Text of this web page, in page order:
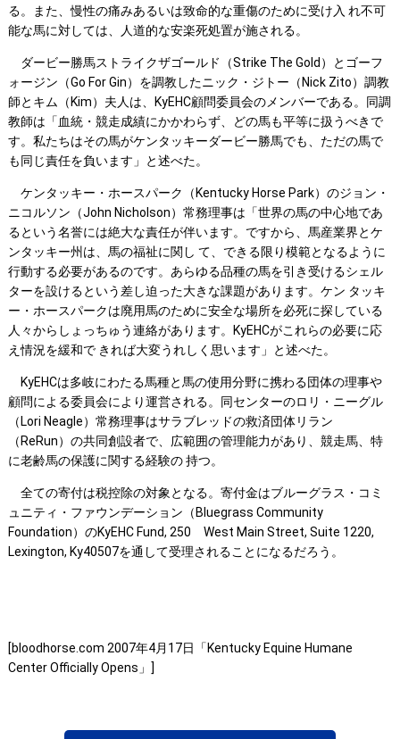
る。また、慢性の痛みあるいは致命的な重傷のために受け入 れ不可
能な馬に対しては、人道的な安楽死処置が施される。
ダービー勝馬ストライクザゴールド（Strike The Gold）とゴーフ
ォージン（Go For Gin）を調教したニック・ジトー（Nick Zito）調教
師とキム（Kim）夫人は、KyEHC顧問委員会のメンバーである。同調
教師は「血統・競走成績にかかわらず、どの馬も平等に扱うべきで
す。私たちはその馬がケンタッキーダービー勝馬でも、ただの馬で
も同じ責任を負います」と述べた。
ケンタッキー・ホースパーク（Kentucky Horse Park）のジョン・
ニコルソン（John Nicholson）常務理事は「世界の馬の中心地であ
るという名誉には絶大な責任が伴います。ですから、馬産業界とケ
ンタッキー州は、馬の福祉に関し て、できる限り模範となるように
行動する必要があるのです。あらゆる品種の馬を引き受けるシェル
ターを設けるという差し迫った大きな課題があります。ケン タッキ
ー・ホースパークは廃用馬のために安全な場所を必死に探している
人々からしょっちゅう連絡があります。KyEHCがこれらの必要に応
え情況を緩和で きれば大変うれしく思います」と述べた。
KyEHCは多岐にわたる馬種と馬の使用分野に携わる団体の理事や
顧問による委員会により運営される。同センターのロリ・ニーグル
（Lori Neagle）常務理事はサラブレッドの救済団体リラン
（ReRun）の共同創設者で、広範囲の管理能力があり、競走馬、特
に老齢馬の保護に関する経験の 持つ。
全ての寄付は税控除の対象となる。寄付金はブルーグラス・コミ
ュニティ・ファウンデーション（Bluegrass Community
Foundation）のKyEHC Fund, 250 West Main Street, Suite 1220,
Lexington, Ky40507を通して受理されることになるだろう。
[bloodhorse.com 2007年4月17日「Kentucky Equine Humane
Center Officially Opens」]